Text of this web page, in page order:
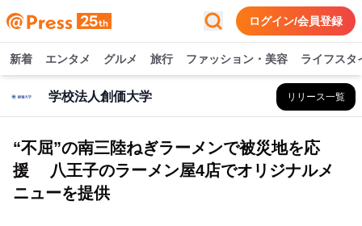
ログイン/会員登録
新着 エンタメ グルメ 旅行 ファッション・美容 ライフスタ
学校法人創価大学 リリース一覧
“不屈”の南三陸ねぎラーメンで被災地を応
援 八王子のラーメン屋4店でオリジナルメ
ニューを提供